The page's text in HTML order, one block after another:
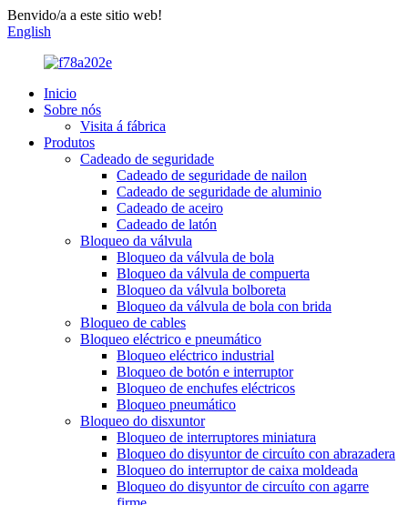
Benvido/a a este sitio web!
English
Inicio
Sobre nós
Visita á fábrica
Produtos
Cadeado de seguridade
Cadeado de seguridade de nailon
Cadeado de seguridade de aluminio
Cadeado de aceiro
Cadeado de latón
Bloqueo da válvula
Bloqueo da válvula de bola
Bloqueo da válvula de compuerta
Bloqueo da válvula bolboreta
Bloqueo da válvula de bola con brida
Bloqueo de cables
Bloqueo eléctrico e pneumático
Bloqueo eléctrico industrial
Bloqueo de botón e interruptor
Bloqueo de enchufes eléctricos
Bloqueo pneumático
Bloqueo do disxuntor
Bloqueo de interruptores miniatura
Bloqueo do disyuntor de circuíto con abrazadera
Bloqueo do interruptor de caixa moldeada
Bloqueo do disyuntor de circuíto con agarre